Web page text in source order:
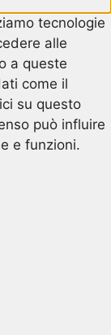
tecnologie
alle
a queste
come il
su questo
può influire
e funzioni.